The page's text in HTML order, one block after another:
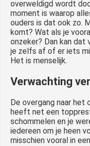
overweldigd wordt
moment is waarop
ouders is dat ook zo.
komt? Wat als je
onzeker? Dan kan dat
je zelfs af of er iets
Het is menselijk.
Verwachting
De overgang naar het
heeft net een
schommelen en je
iedereen om je heen
misschien vooral in